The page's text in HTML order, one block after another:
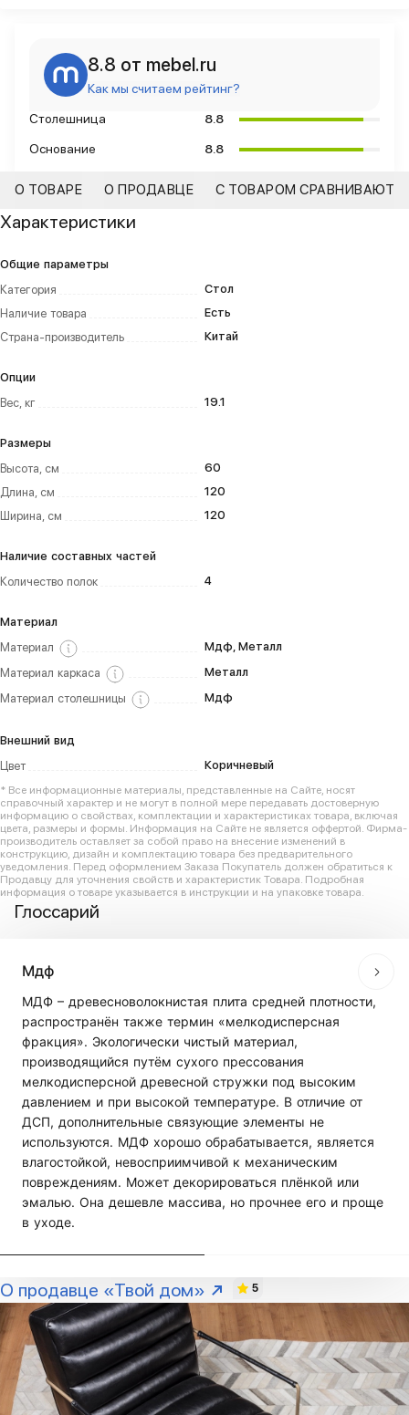
8.8 от mebel.ru
Как мы считаем рейтинг?
Столешница 8.8
Основание 8.8
О ТОВАРЕ О ПРОДАВЦЕ С ТОВАРОМ СРАВНИВАЮТ
Характеристики
Общие параметры
Категория
Стол
Наличие товара
Есть
Страна-производитель
Китай
Опции
Вес, кг
19.1
Размеры
Высота, см
60
Длина, см
120
Ширина, см
120
Наличие составных частей
Количество полок
4
Материал
Материал
Мдф, Металл
Материал каркаса
Металл
Материал столешницы
Мдф
Внешний вид
Цвет
Коричневый
* Все информационные материалы, представленные на Сайте, носят
справочный характер и не могут в полной мере передавать достоверную
информацию о свойствах, комплектации и характеристиках товара, включая
цвета, размеры и формы. Информация на Сайте не является оффертой. Фирма-
производитель оставляет за собой право на внесение изменений в
конструкцию, дизайн и комплектацию товара без предварительного
уведомления. Перед оформлением Заказа Покупатель должен обратиться к
Продавцу для уточнения свойств и характеристик Товара. Подробная
информация о товаре указывается в инструкции и на упаковке товара.
Глоссарий
Мдф
МДФ – древесноволокнистая плита средней плотности,
распространён также термин «мелкодисперсная
фракция». Экологически чистый материал,
производящийся путём сухого прессования
мелкодисперсной древесной стружки под высоким
давлением и при высокой температуре. В отличие от
ДСП, дополнительные связующие элементы не
используются. МДФ хорошо обрабатывается, является
влагостойкой, невосприимчивой к механическим
повреждениям. Может декорироваться плёнкой или
эмалью. Она дешевле массива, но прочнее его и проще
в уходе.
О продавце «Твой дом» 5